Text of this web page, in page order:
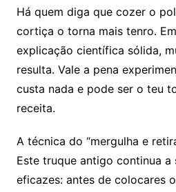
Há quem diga que cozer o
cortiça o torna mais tenro.
explicação científica sólida,
resulta. Vale a pena
custa nada e pode ser o teu
receita.
A técnica do “mergulha e
Este truque antigo continua a
eficazes: antes de colocares